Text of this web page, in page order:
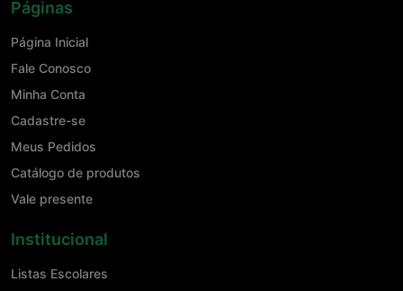
Páginas
Página Inicial
Fale Conosco
Minha Conta
Cadastre-se
Meus Pedidos
Catálogo de produtos
Vale presente
Institucional
Listas Escolares